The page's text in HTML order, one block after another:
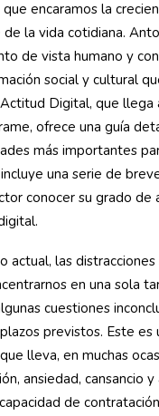
encaramos la
la vida cotidiana.
de vista humano y
social y cultural
Digital, que llega
ofrece una guía
más importantes
una serie de
conocer su grado de
actual, las
en una sola
cuestiones
previstos. Este es
lleva, en muchas
ansiedad, cansancio
de